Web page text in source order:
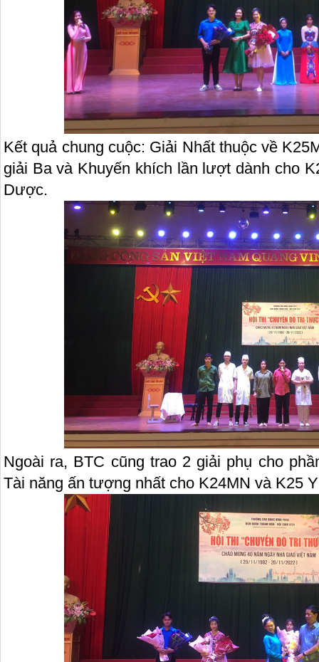
Kết quả chung cuộc: Giải Nhất thuộc về
giải Ba và Khuyến khích lần lượt dành cho
Dược.
Ngoài ra, BTC cũng trao 2 giải phụ cho
Tài năng ấn tượng nhất cho K24MN và K25